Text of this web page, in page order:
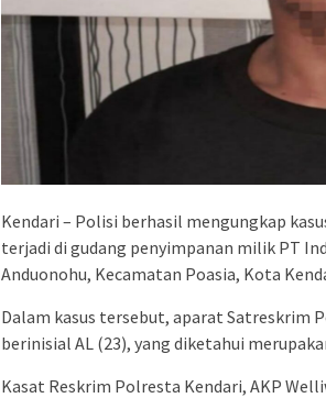
Kendari – Polisi berhasil mengungkap
terjadi di gudang penyimpanan milik PT
Anduonohu, Kecamatan Poasia, Kota
Dalam kasus tersebut, aparat Satreskrim
berinisial AL (23), yang diketahui
Kasat Reskrim Polresta Kendari, AKP